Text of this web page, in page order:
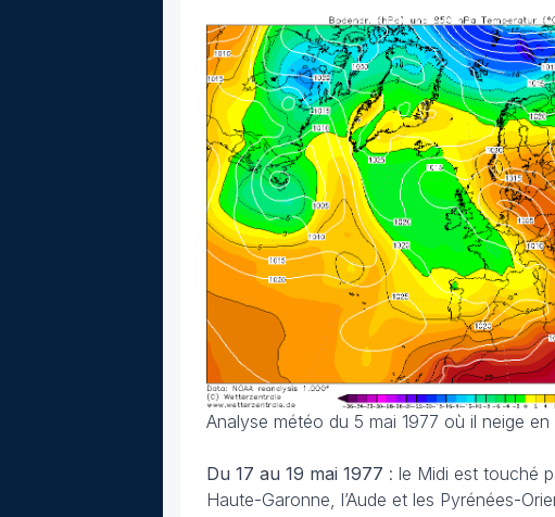
Analyse météo du 5 mai 1977 où il neige en
Du 17 au 19 mai 1977 : le Midi est touché
Haute-Garonne, l’Aude et les Pyrénées-